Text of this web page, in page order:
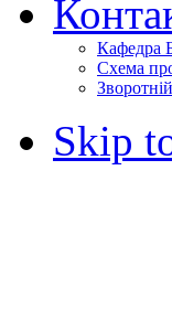
Кафедра
Схема
Skip